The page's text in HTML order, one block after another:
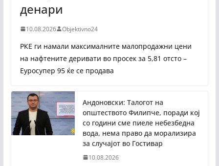
денари
10.08.2026 Objektivno24
РКЕ ги намали максималните малопродажни цени
на нафтените деривати во просек за 5,81 отсто –
Еуросупер 95 ќе се продава
Андоновски: Талогот на
општеството Филипче, поради кој
со години сме пиеле небезбедна
вода, нема право да морализира
за случајот во Гостивар
10.08.2026